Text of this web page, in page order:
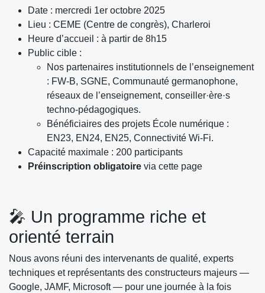
Date : mercredi 1er octobre 2025
Lieu : CEME (Centre de congrès), Charleroi
Heure d’accueil : à partir de 8h15
Public cible :
Nos partenaires institutionnels de l’enseignement
: FW-B, SGNE, Communauté germanophone,
réseaux de l’enseignement, conseiller·ère·s
techno-pédagogiques.
Bénéficiaires des projets École numérique :
EN23, EN24, EN25, Connectivité Wi-Fi.
Capacité maximale : 200 participants
Préinscription obligatoire via cette page
🎤 Un programme riche et
orienté terrain
Nous avons réuni des intervenants de qualité, experts
techniques et représentants des constructeurs majeurs —
Google, JAMF, Microsoft — pour une journée à la fois